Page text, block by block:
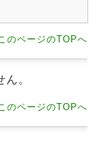
のページのTOPへ
。
のページのTOPへ